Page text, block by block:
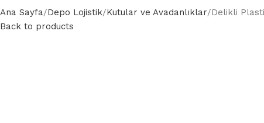
Ana Sayfa Depo Lojistik Kutular ve Avadanlıklar Delikli
Back to products